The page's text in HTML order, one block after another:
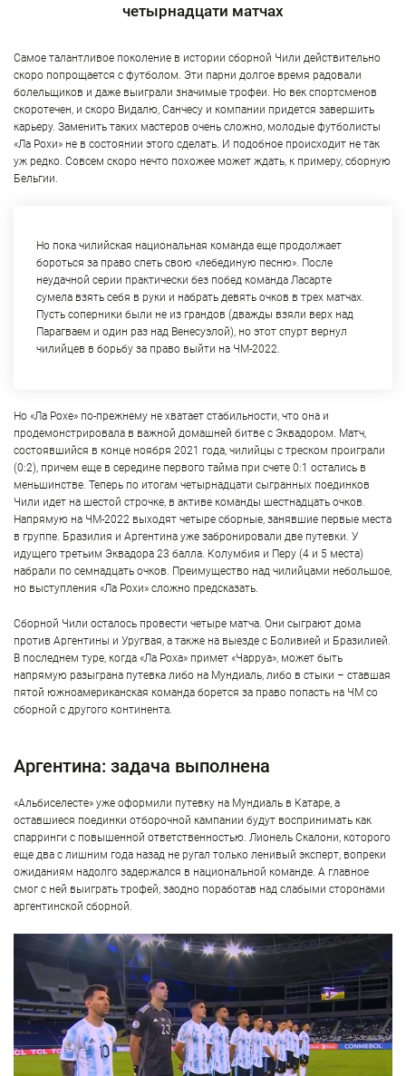
четырнадцати матчах
Самое талантливое поколение в истории сборной Чили действительно
скоро попрощается с футболом. Эти парни долгое время радовали
болельщиков и даже выиграли значимые трофеи. Но век спортсменов
скоротечен, и скоро Видалю, Санчесу и компании придется завершить
карьеру. Заменить таких мастеров очень сложно, молодые футболисты
«Ла Рохи» не в состоянии этого сделать. И подобное происходит не так
уж редко. Совсем скоро нечто похожее может ждать, к примеру, сборную
Бельгии.
Но пока чилийская национальная команда еще продолжает
бороться за право спеть свою «лебединую песню». После
неудачной серии практически без побед команда Ласарте
сумела взять себя в руки и набрать девять очков в трех матчах.
Пусть соперники были не из грандов (дважды взяли верх над
Парагваем и один раз над Венесуэлой), но этот спурт вернул
чилийцев в борьбу за право выйти на ЧМ-2022.
Но «Ла Рохе» по-прежнему не хватает стабильности, что она и
продемонстрировала в важной домашней битве с Эквадором. Матч,
состоявшийся в конце ноября 2021 года, чилийцы с треском проиграли
(0:2), причем еще в середине первого тайма при счете 0:1 остались в
меньшинстве. Теперь по итогам четырнадцати сыгранных поединков
Чили идет на шестой строчке, в активе команды шестнадцать очков.
Напрямую на ЧМ-2022 выходят четыре сборные, занявшие первые места
в группе. Бразилия и Аргентина уже забронировали две путевки. У
идущего третьим Эквадора 23 балла. Колумбия и Перу (4 и 5 места)
набрали по семнадцать очков. Преимущество над чилийцами небольшое,
но выступления «Ла Рохи» сложно предсказать.
Сборной Чили осталось провести четыре матча. Они сыграют дома
против Аргентины и Уругвая, а также на выезде с Боливией и Бразилией.
В последнем туре, когда «Ла Роха» примет «Чарруа», может быть
напрямую разыграна путевка либо на Мундиаль, либо в стыки – ставшая
пятой южноамериканская команда борется за право попасть на ЧМ со
сборной с другого континента.
Аргентина: задача выполнена
«Альбиселесте» уже оформили путевку на Мундиаль в Катаре, а
оставшиеся поединки отборочной кампании будут воспринимать как
спарринги с повышенной ответственностью. Лионель Скалони, которого
еще два с лишним года назад не ругал только ленивый эксперт, вопреки
ожиданиям надолго задержался в национальной команде. А главное
смог с ней выиграть трофей, заодно поработав над слабыми сторонами
аргентинской сборной.